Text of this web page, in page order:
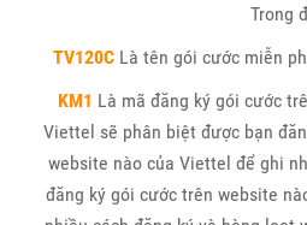
Trong
TV120C Là tên gói cước miễn
KM1 Là mã đăng ký gói cước
Viettel sẽ phân biệt được bạn
website nào của Viettel để ghi
đăng ký gói cước trên website